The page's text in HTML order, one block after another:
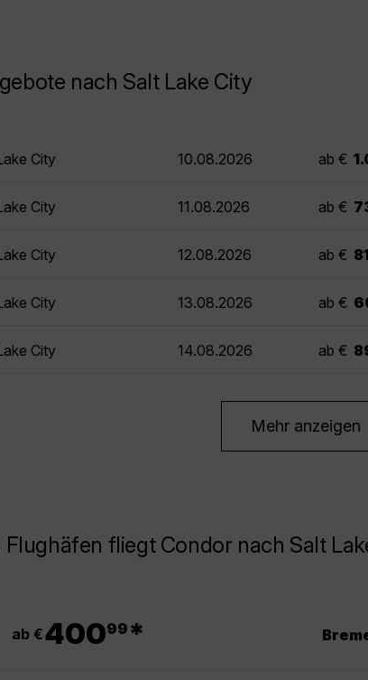
nach Salt Lake City
City 10.08.2026 ab €
City 11.08.2026 ab €
City 12.08.2026 ab €
City 13.08.2026 ab €
City 14.08.2026 ab €
Mehr anzeigen
fliegt Condor nach Salt
ab €40099 *